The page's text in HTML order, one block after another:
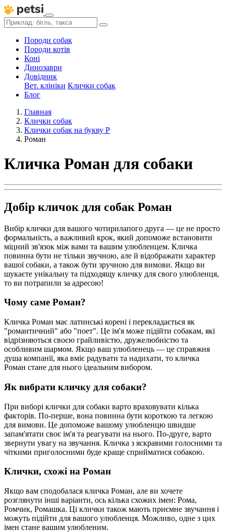
Породи собак
Породи котів
Коні
Динозаври
Довідник
Вет. клініки Клички собак
Блог
Главная
Клички собак
Клички собак на букву Р
Роман
Кличка Роман для собаки
Добір кличок для собак Роман
Вибір клички для вашого чотирилапого друга — це не просто
формальність, а важливий крок, який допоможе встановити
міцний зв'язок між вами та вашим улюбленцем. Кличка
повинна бути не тільки звучною, але й відображати характер
вашої собаки, а також бути зручною для вимови. Якщо ви
шукаєте унікальну та підходящу кличку для свого улюбленця,
то ви потрапили за адресою!
Чому саме Роман?
Кличка Роман має латинські корені і перекладається як
"романтичний" або "поет". Це ім'я може підійти собакам, які
відрізняються своєю грайливістю, дружелюбністю та
особливим шармом. Якщо ваш улюбленець — це справжня
душа компанії, яка вміє радувати та надихати, то кличка
Роман стане для нього ідеальним вибором.
Як вибрати кличку для собаки?
При виборі клички для собаки варто враховувати кілька
факторів. По-перше, вона повинна бути короткою та легкою
для вимови. Це допоможе вашому улюбленцю швидше
запам'ятати своє ім'я та реагувати на нього. По-друге, варто
звернути увагу на звучання. Кличка з яскравими голосними та
чіткими приголосними буде краще сприйматися собакою.
Клички, схожі на Роман
Якщо вам сподобалася кличка Роман, але ви хочете
розглянути інші варіанти, ось кілька схожих імен: Рома,
Ромчик, Ромашка. Ці клички також мають приємне звучання і
можуть підійти для вашого улюбленця. Можливо, одне з цих
імен стане вашим улюбленим.